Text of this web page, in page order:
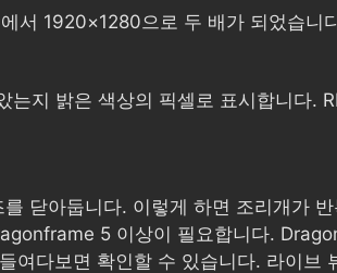
서 1920×1280으로 두 배가 되었습니
는지 밝은 색상의 픽셀로 표시합니다.
닫아둡니다. 이렇게 하면 조리개가
5 이상이 필요합니다.
다보면 확인할 수 있습니다. 라이브